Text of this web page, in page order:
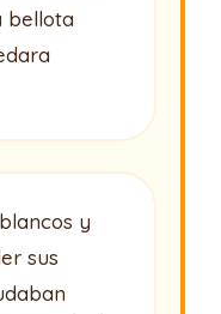
bellota
y
sus